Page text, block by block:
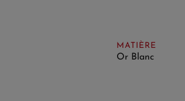
MATIÈRE
Or Blanc